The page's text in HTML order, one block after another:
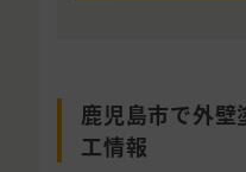
鹿児島市で外壁
工情報